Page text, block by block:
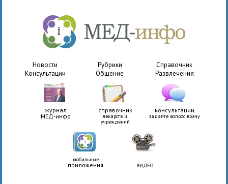
Новости Рубрики
Справочник
Консультации
Общение Развлечения
журнал
МЕД-инфо
справочник
лекарств и
учреждений
консультации
задайте вопрос врачу
мобильные
приложения ВИДЕО